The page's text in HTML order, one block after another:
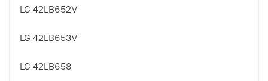
LG 42LB652V
LG 42LB653V
LG 42LB658